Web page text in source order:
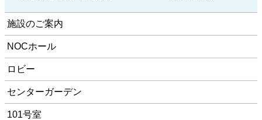
施設のご案内
NOCホール
ロビー
センターガーデン
101号室